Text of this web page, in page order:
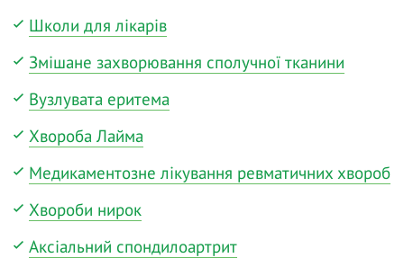
Школи для лікарів
Змішане захворювання сполучної тканини
Вузлувата еритема
Хвороба Лайма
Медикаментозне лікування ревматичних хвороб
Хвороби нирок
Аксіальний спондилоартрит